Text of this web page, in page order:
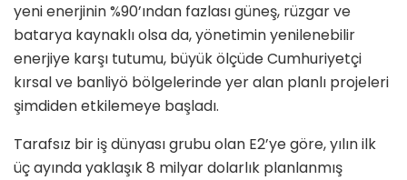
yeni enerjinin %90’ından fazlası güneş, rüzgar ve
batarya kaynaklı olsa da, yönetimin yenilenebilir
enerjiye karşı tutumu, büyük ölçüde Cumhuriyetçi
kırsal ve banliyö bölgelerinde yer alan planlı projeleri
şimdiden etkilemeye başladı.
Tarafsız bir iş dünyası grubu olan E2’ye göre, yılın ilk
üç ayında yaklaşık 8 milyar dolarlık planlanmış